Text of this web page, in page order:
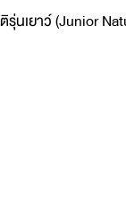
เยาว์ (Junior